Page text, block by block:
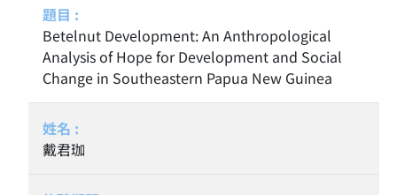
Betelnut Development: An Anthropological
Analysis of Hope for Development and Social
Change in Southeastern Papua New Guinea
戴君珈